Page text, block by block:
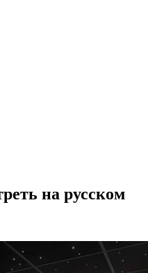
на русском